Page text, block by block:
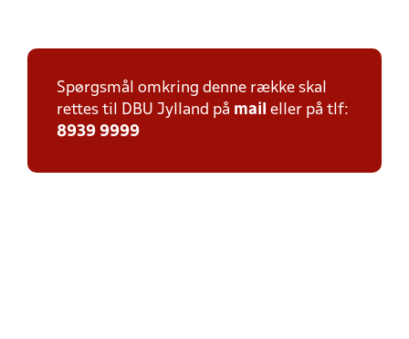
Spørgsmål omkring denne række skal
rettes til DBU Jylland på mail eller på tlf:
8939 9999